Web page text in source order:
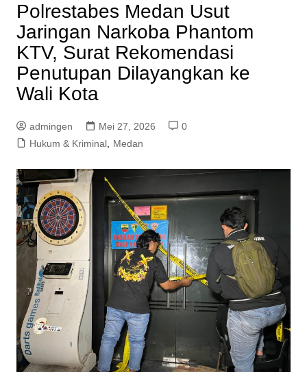
Polrestabes Medan Usut
Jaringan Narkoba Phantom
KTV, Surat Rekomendasi
Penutupan Dilayangkan ke
Wali Kota
admingen Mei 27, 2026
0
Hukum & Kriminal, Medan